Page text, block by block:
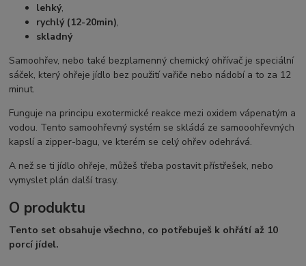
lehký,
rychlý (12-20min),
skladný
Samoohřev, nebo také bezplamenný chemický ohřívač je speciální
sáček, který ohřeje jídlo bez použití vařiče nebo nádobí a to za 12
minut.
Funguje na principu exotermické reakce mezi oxidem vápenatým a
vodou. Tento samoohřevný systém se skládá ze samooohřevných
kapslí a zipper-bagu, ve kterém se celý ohřev odehrává.
A než se ti jídlo ohřeje, můžeš třeba postavit přístřešek, nebo
vymyslet plán další trasy.
O produktu
Tento set obsahuje všechno, co potřebuješ k ohřátí až 10
porcí jídel.